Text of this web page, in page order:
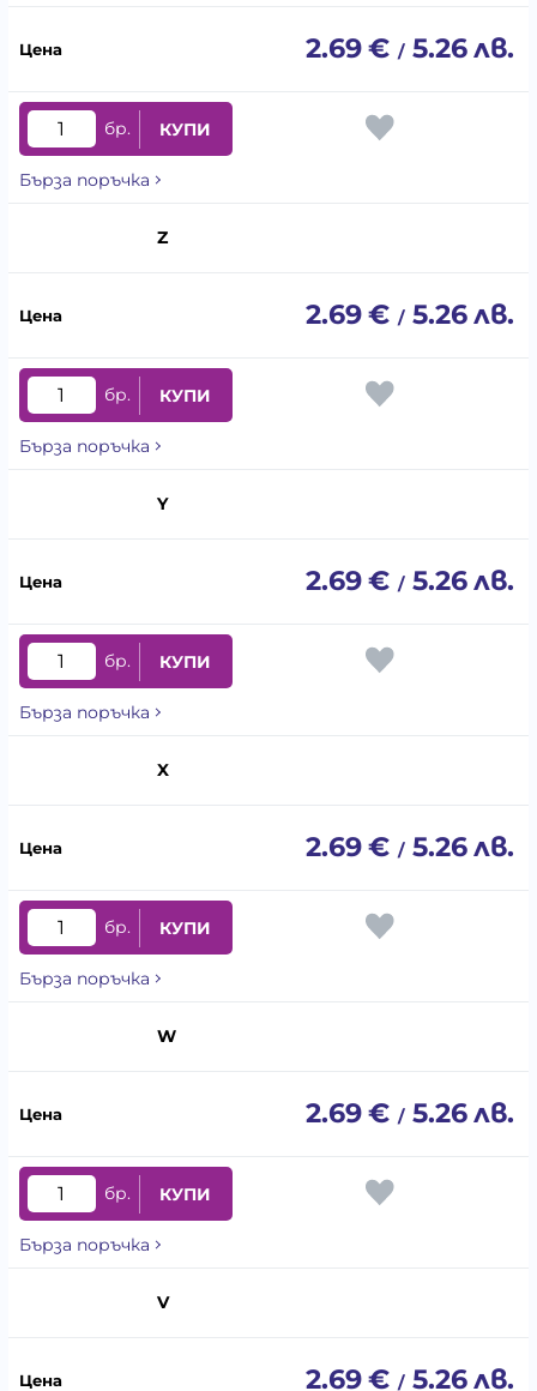
2.69€ / 5.26лв.
бр. КУПИ
Бърза поръчка
Z
2.69€ / 5.26лв.
бр. КУПИ
Бърза поръчка
Y
2.69€ / 5.26лв.
бр. КУПИ
Бърза поръчка
X
2.69€ / 5.26лв.
бр. КУПИ
Бърза поръчка
W
2.69€ / 5.26лв.
бр. КУПИ
Бърза поръчка
V
2.69€ / 5.26лв.